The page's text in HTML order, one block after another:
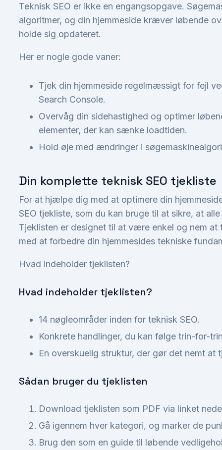
Teknisk SEO er ikke en engangsopgave.
algoritmer, og din hjemmeside kræver løbende
holde sig opdateret.
Her er nogle gode vaner:
Tjek din hjemmeside regelmæssigt for fejl
Search Console.
Overvåg din sidehastighed og optimer
elementer, der kan sænke loadtiden.
Hold øje med ændringer i
Din komplette teknisk SEO tjekliste
For at hjælpe dig med at optimere din
SEO tjekliste, som du kan bruge til at sikre, at
Tjeklisten er designet til at være enkel og nem
med at forbedre din hjemmesides tekniske
Hvad indeholder tjeklisten?
Hvad indeholder tjeklisten?
14 nøgleområder inden for teknisk SEO.
Konkrete handlinger, du kan følge trin-for-
En overskuelig struktur, der gør det nemt at
Sådan bruger du tjeklisten
Download tjeklisten som PDF via linket
Gå igennem hver kategori, og marker de
Brug den som en guide til løbende